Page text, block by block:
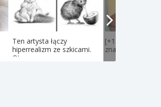
Ten artysta łączy
hiperrealizm ze szkicami.
Oto...
[+18] PIERwSI w
znane polskie